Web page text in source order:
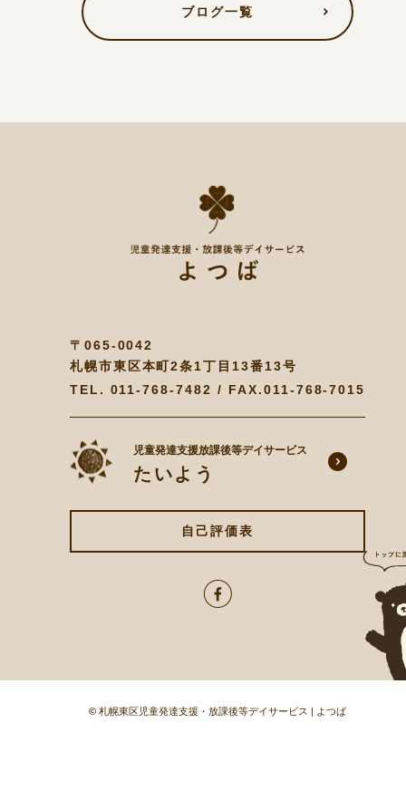
ブログ一覧
〒065-0042
札幌市東区本町2条1丁目13番13号
TEL. 011-768-7482 / FAX.011-768-7015
児童発達支援放課後等デイサービス
たいよう
自己評価表
© 札幌東区児童発達支援・放課後等デイサービス | よつば